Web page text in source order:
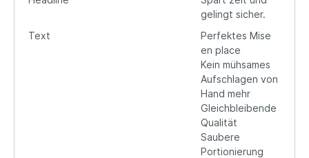
gelingt sicher.
Text
Perfektes Mise
en place
Kein mühsames
Aufschlagen von
Hand mehr
Gleichbleibende
Qualität
Saubere
Portionierung